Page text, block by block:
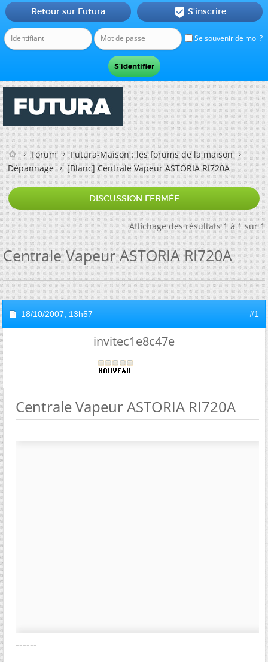
Se souvenir de moi ?
Retour sur Futura  S'inscrire
Forum
Futura-Maison : les forums de la maison
Dépannage
[Blanc]Centrale Vapeur ASTORIA RI720A
DISCUSSION FERMÉE
Affichage des résultats 1 à 1 sur 1
Centrale Vapeur ASTORIA RI720A
18/10/2007, 13h57 #1
invitec1e8c47e
Centrale Vapeur ASTORIA RI720A
------